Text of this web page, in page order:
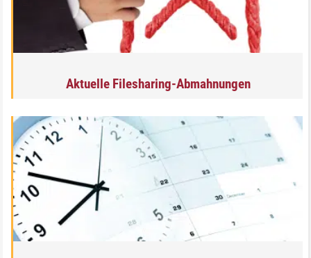
Aktuelle Filesharing-Abmahnungen